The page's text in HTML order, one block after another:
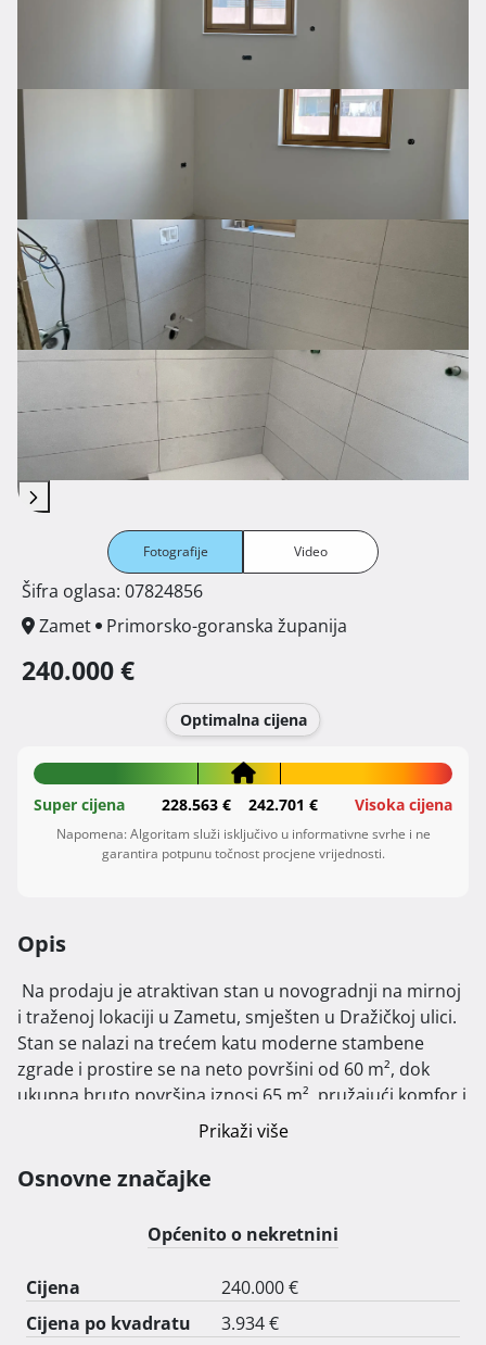
Fotografije Video
Šifra oglasa: 07824856
Zamet
Primorsko-goranska županija
240.000 €
Optimalna cijena
Super cijena 228.563 € 242.701 € Visoka cijena
Napomena: Algoritam služi isključivo u informativne svrhe i ne
garantira potpunu točnost procjene vrijednosti.
Opis
i traženoj lokaciji u Zametu, smješten u Dražičkoj ulici.
Stan se nalazi na trećem katu moderne stambene
zgrade i prostire se na neto površini od 60 m², dok
ukupna bruto površina iznosi 65 m², pružajući komfor i
Ovaj stan idealan je za sve koji traže spoj kvalitete,
udobnosti i praktičnosti. Svakom stanu pripada
prostrano spremište, kao i vlastito parkirno mjesto
ispred zgrade, koje je dodatno zaštićeno elektronskom
parking barijerom, čime se osigurava mir i sigurnost
stanarima.
Prikaži više
Osnovne značajke
Općenito o nekretnini
Cijena
240.000 €
Cijena po kvadratu
3.934 €